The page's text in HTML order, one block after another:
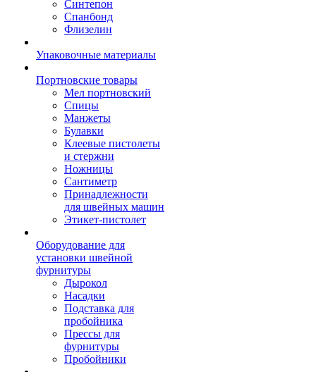
Синтепон
Спанбонд
Флизелин
Упаковочные материалы
Портновские товары
Мел портновский
Спицы
Манжеты
Булавки
Клеевые пистолеты
и стержни
Ножницы
Сантиметр
Принадлежности
для швейных машин
Этикет-пистолет
Оборудование для
установки швейной
фурнитуры
Дырокол
Насадки
Подставка для
пробойника
Прессы для
фурнитуры
Пробойники